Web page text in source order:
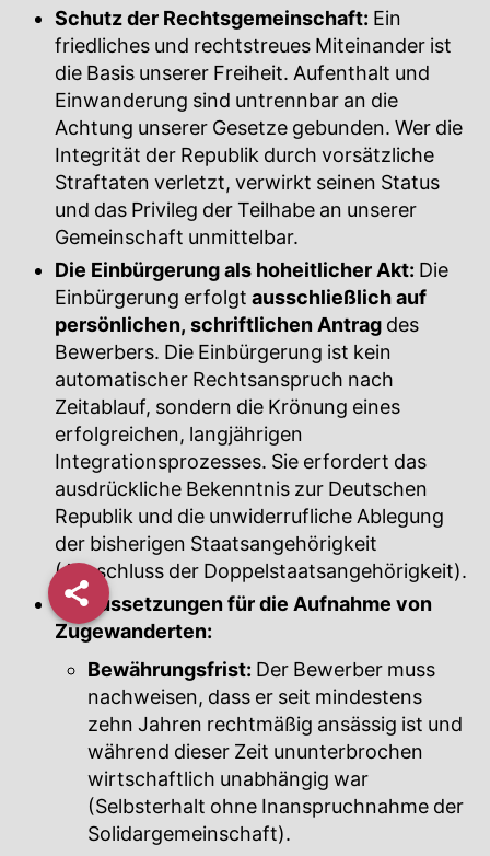
Schutz der Rechtsgemeinschaft: Ein
friedliches und rechtstreues Miteinander ist
die Basis unserer Freiheit. Aufenthalt und
Einwanderung sind untrennbar an die
Achtung unserer Gesetze gebunden. Wer die
Integrität der Republik durch vorsätzliche
Straftaten verletzt, verwirkt seinen Status
und das Privileg der Teilhabe an unserer
Gemeinschaft unmittelbar.
Die Einbürgerung als hoheitlicher Akt: Die
Einbürgerung erfolgt ausschließlich auf
persönlichen, schriftlichen Antrag des
Bewerbers. Die Einbürgerung ist kein
automatischer Rechtsanspruch nach
Zeitablauf, sondern die Krönung eines
erfolgreichen, langjährigen
Integrationsprozesses. Sie erfordert das
ausdrückliche Bekenntnis zur Deutschen
Republik und die unwiderrufliche Ablegung
der bisherigen Staatsangehörigkeit
(Ausschluss der Doppelstaatsangehörigkeit).
Voraussetzungen für die Aufnahme von
Zugewanderten:
Bewährungsfrist: Der Bewerber muss
nachweisen, dass er seit mindestens
zehn Jahren rechtmäßig ansässig ist und
während dieser Zeit ununterbrochen
wirtschaftlich unabhängig war
(Selbsterhalt ohne Inanspruchnahme der
Solidargemeinschaft).